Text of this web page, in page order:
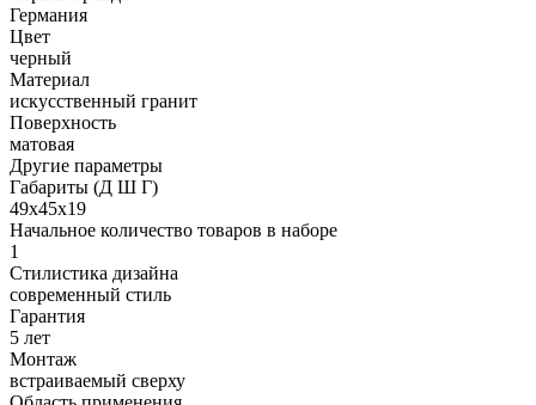
Германия
Цвет
черный
Материал
искусственный гранит
Поверхность
матовая
Другие параметры
Габариты (Д Ш Г)
49х45х19
Начальное количество товаров в наборе
1
Стилистика дизайна
современный стиль
Гарантия
5 лет
Монтаж
встраиваемый сверху